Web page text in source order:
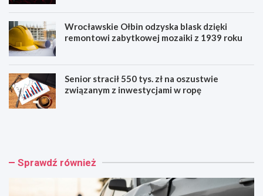
Wrocławskie Ołbin odzyska blask dzięki
remontowi zabytkowej mozaiki z 1939 roku
Senior stracił 550 tys. zł na oszustwie
związanym z inwestycjami w ropę
W
a
F
w Sprawdź również